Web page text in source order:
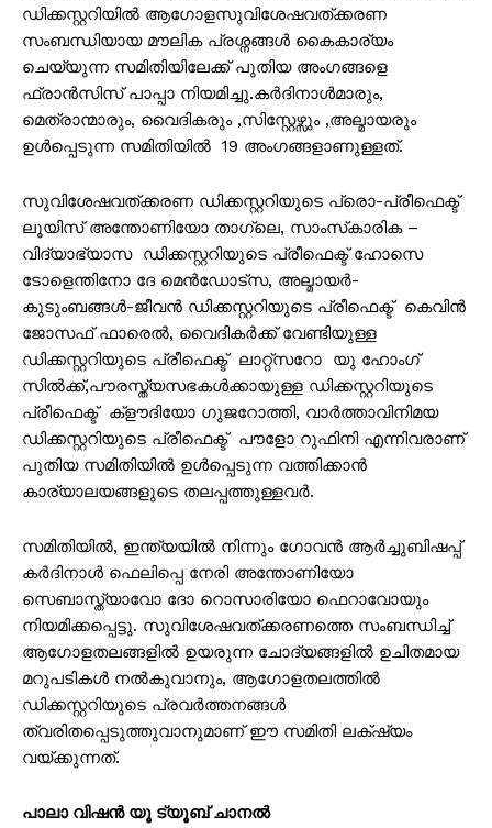
ഡിക്കസ്റ്ററിയിൽ ആഗോളസുവിശേഷവത്ക്കരണ
സംബന്ധിയായ മൗലിക പ്രശ്നങ്ങൾ കൈകാര്യം
ചെയ്യുന്ന സമിതിയിലേക്ക് പുതിയ അംഗങ്ങളെ
ഫ്രാൻസിസ് പാപ്പാ നിയമിച്ചു.കർദിനാൾമാരും,
മെത്രാന്മാരും, വൈദികരും ,സിസ്റ്റേഴ്സും ,അല്മായരും
ഉൾപ്പെടുന്ന സമിതിയിൽ 19 അംഗങ്ങളാണുള്ളത്.
സുവിശേഷവത്ക്കരണ ഡിക്കസ്റ്ററിയുടെ പ്രൊ-പ്രീഫെക്ട്
ലൂയിസ് അന്തോണിയോ താഗ്ലെ, സാംസ്‌കാരിക –
വിദ്യാഭ്യാസ ഡിക്കസ്റ്ററിയുടെ പ്രീഫെക്ട് ഹോസെ
ടോളെന്തിനോ ദേ മെൻഡോട്സ, അല്മായർ-
കുടുംബങ്ങൾ-ജീവൻ ഡിക്കസ്റ്ററിയുടെ പ്രീഫെക്ട് കെവിൻ
ജോസഫ് ഫാരെൽ, വൈദികർക്ക് വേണ്ടിയുള്ള
ഡിക്കസ്റ്ററിയുടെ പ്രീഫെക്ട് ലാറ്റ്സറോ യു ഹോംഗ്
സിൽക്ക്,പൗരസ്ത്യസഭകൾക്കായുള്ള ഡിക്കസ്റ്ററിയുടെ
പ്രീഫെക്ട് ക്‌ളൗദിയോ ഗുജറോത്തി, വാർത്താവിനിമയ
ഡിക്കസ്റ്ററിയുടെ പ്രീഫെക്ട് പൗളോ റുഫിനി എന്നിവരാണ്
പുതിയ സമിതിയിൽ ഉൾപ്പെടുന്ന വത്തിക്കാൻ
കാര്യാലയങ്ങളുടെ തലപ്പത്തുള്ളവർ.
സമിതിയിൽ, ഇന്ത്യയിൽ നിന്നും ഗോവൻ ആർച്ചുബിഷപ്പ്
കർദിനാൾ ഫെലിപ്പെ നേരി അന്തോണിയോ
സെബാസ്ത്യാവോ ദോ റൊസാരിയോ ഫെറാവോയും
നിയമിക്കപ്പെട്ടു. സുവിശേഷവത്ക്കരണത്തെ സംബന്ധിച്ച്
ആഗോളതലങ്ങളിൽ ഉയരുന്ന ചോദ്യങ്ങളിൽ ഉചിതമായ
മറുപടികൾ നൽകുവാനും, ആഗോളതലത്തിൽ
ഡിക്കസ്റ്ററിയുടെ പ്രവർത്തനങ്ങൾ
ത്വരിതപ്പെടുത്തുവാനുമാണ് ഈ സമിതി ലക്‌ഷ്യം
വയ്ക്കുന്നത്.
പാലാ വിഷൻ യൂ ട്യൂബ് ചാനൽ